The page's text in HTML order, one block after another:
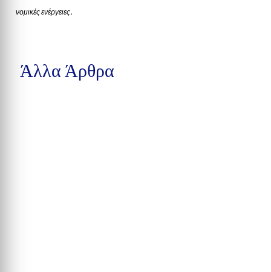
νομικές ενέργειες.
Άλλα Άρθρα